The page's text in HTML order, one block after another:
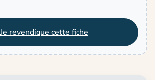
Je revendique cette fiche